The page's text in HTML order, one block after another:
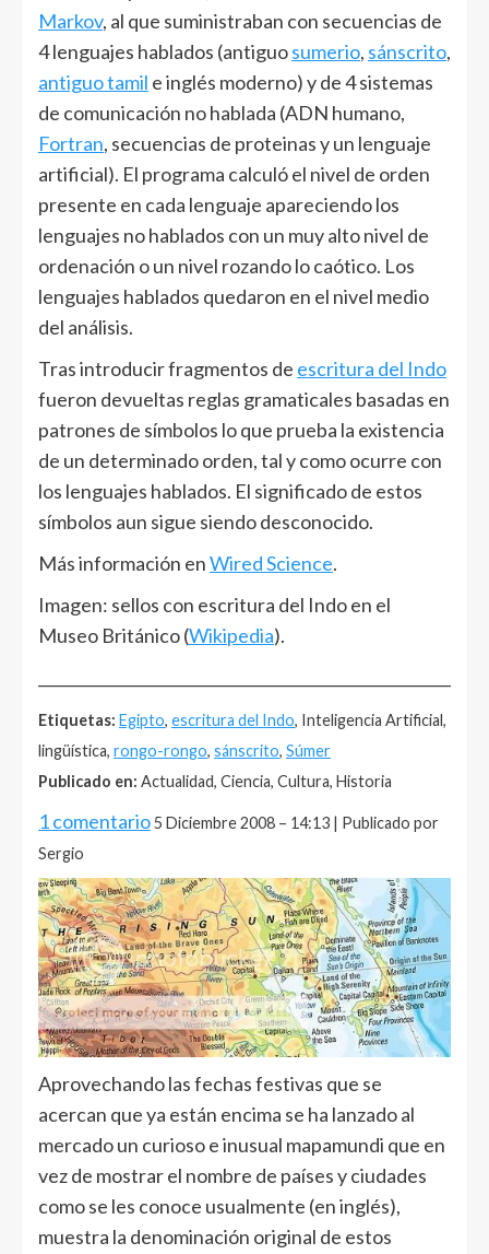
Markov, al que suministraban con secuencias de
4 lenguajes hablados (antiguosumerio, sánscrito,
antiguo tamil e inglés moderno) y de 4 sistemas
de comunicación no hablada (ADN humano,
Fortran, secuencias de proteinas y un lenguaje
artificial). El programa calculó el nivel de orden
presente en cada lenguaje apareciendo los
lenguajes no hablados con un muy alto nivel de
ordenación o un nivel rozando lo caótico. Los
lenguajes hablados quedaron en el nivel medio
del análisis.
Tras introducir fragmentos de escritura del Indo
fueron devueltas reglas gramaticales basadas en
patrones de símbolos lo que prueba la existencia
de un determinado orden, tal y como ocurre con
los lenguajes hablados. El significado de estos
símbolos aun sigue siendo desconocido.
Más información enWired Science.
Imagen: sellos con escritura del Indo en el
Museo Británico (Wikipedia).
Etiquetas: Egipto, escritura del Indo, Inteligencia Artificial,
lingüística, rongo-rongo, sánscrito, Súmer
Publicado en: Actualidad, Ciencia, Cultura, Historia
1 comentario5 Diciembre 2008 – 14:13 | Publicado por
Sergio
Aprovechando las fechas festivas que se
acercan que ya están encima se ha lanzado al
mercado un curioso e inusual mapamundi que en
vez de mostrar el nombre de países y ciudades
como se les conoce usualmente (en inglés),
muestra la denominación original de estos